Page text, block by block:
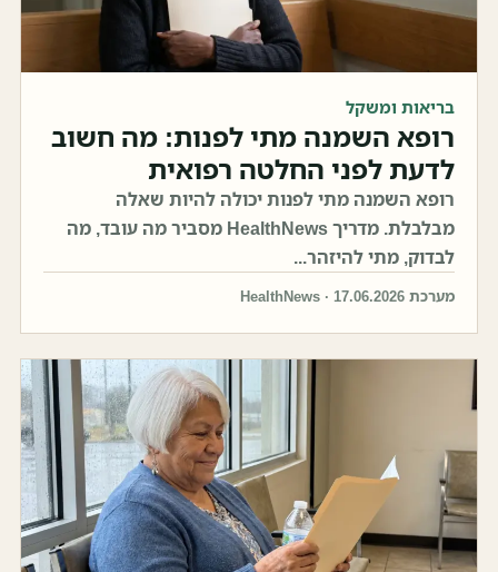
בריאות ומשקל
רופא השמנה מתי לפנות: מה חשוב
לדעת לפני החלטה רפואית
רופא השמנה מתי לפנות יכולה להיות שאלה
מבלבלת. מדריך HealthNews מסביר מה עובד, מה
לבדוק, מתי להיזהר...
מערכת HealthNews · 17.06.2026